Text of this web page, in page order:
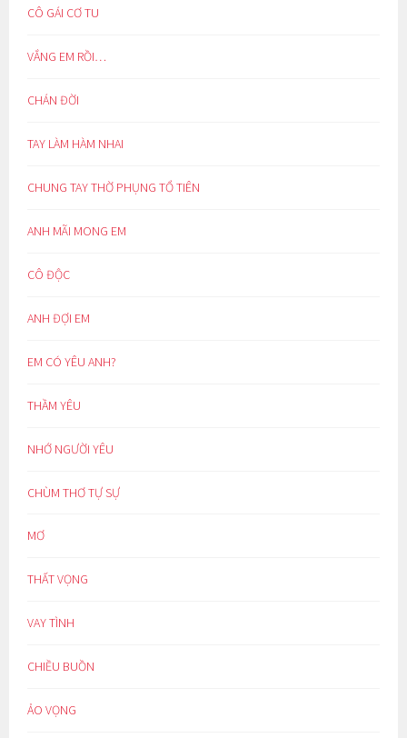
CÔ GÁI CƠ TU
VẮNG EM RỒI…
CHÁN ĐỜI
TAY LÀM HÀM NHAI
CHUNG TAY THỜ PHỤNG TỔ TIÊN
ANH MÃI MONG EM
CÔ ĐỘC
ANH ĐỢI EM
EM CÓ YÊU ANH?
THẦM YÊU
NHỚ NGƯỜI YÊU
CHÙM THƠ TỰ SỰ
MƠ
THẤT VỌNG
VAY TÌNH
CHIỀU BUỒN
ẢO VỌNG